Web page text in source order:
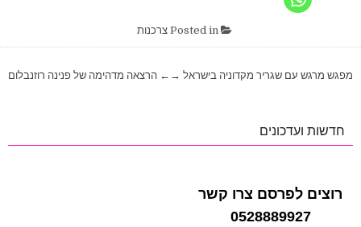
צרכנות
ניווט ← הרצאה מדהימה של פנינה רוזנבלום מפגש מרגש עם שגריר מקדוניה בישראל →
חדשות ועדכונים
רוצים לפרסם צרו קשר
0528889927